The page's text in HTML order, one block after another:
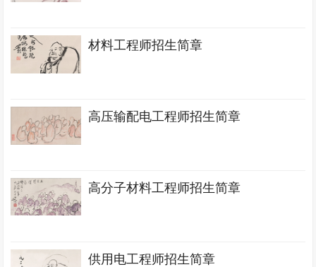
材料工程师招生简章
高压输配电工程师招生简章
高分子材料工程师招生简章
供用电工程师招生简章